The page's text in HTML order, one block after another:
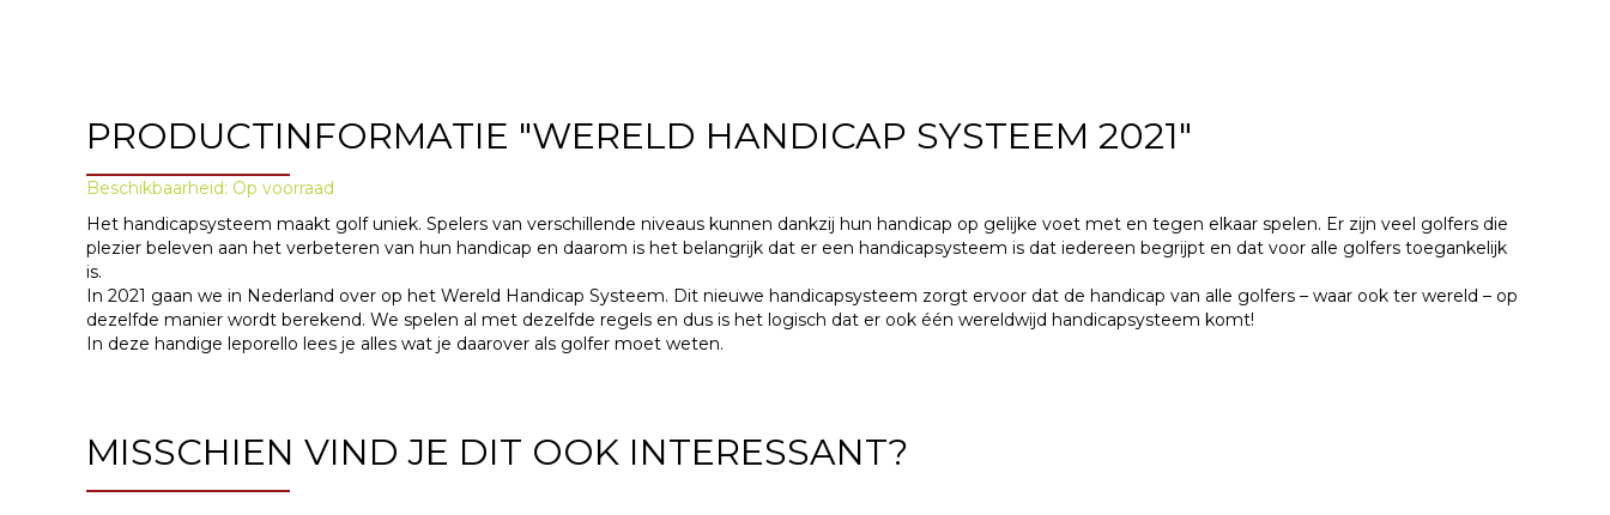
PRODUCTINFORMATIE "WERELD HANDICAP SYSTEEM 2021"
Beschikbaarheid: Op voorraad
Het handicapsysteem maakt golf uniek. Spelers van verschillende niveaus kunnen dankzij hun handicap op gelijke voet met en tegen elkaar spelen. Er zijn veel golfers die
plezier beleven aan het verbeteren van hun handicap en daarom is het belangrijk dat er een handicapsysteem is dat iedereen begrijpt en dat voor alle golfers toegankelijk
is.
In 2021 gaan we in Nederland over op het Wereld Handicap Systeem. Dit nieuwe handicapsysteem zorgt ervoor dat de handicap van alle golfers – waar ook ter wereld – op
dezelfde manier wordt berekend. We spelen al met dezelfde regels en dus is het logisch dat er ook één wereldwijd handicapsysteem komt!
In deze handige leporello lees je alles wat je daarover als golfer moet weten.
MISSCHIEN VIND JE DIT OOK INTERESSANT?